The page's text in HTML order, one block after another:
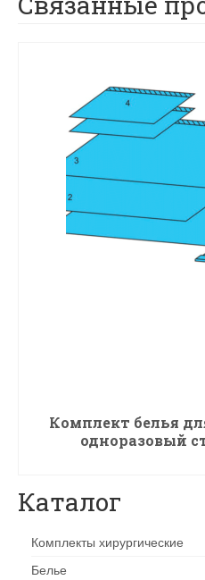
Комплект белья
одноразовый
Каталог
Комплекты хирургические
Белье